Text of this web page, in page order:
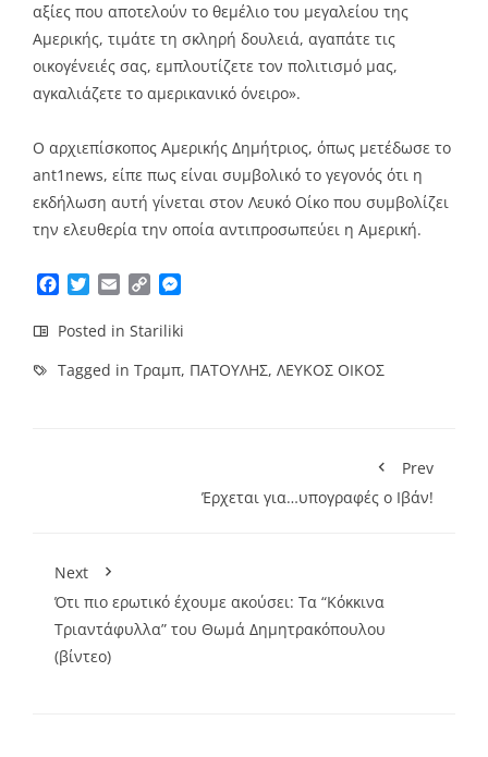
αξίες που αποτελούν το θεμέλιο του μεγαλείου της
Αμερικής, τιμάτε τη σκληρή δουλειά, αγαπάτε τις
οικογένειές σας, εμπλουτίζετε τον πολιτισμό μας,
αγκαλιάζετε το αμερικανικό όνειρο».
Ο αρχιεπίσκοπος Αμερικής Δημήτριος, όπως μετέδωσε το
ant1news, είπε πως είναι συμβολικό το γεγονός ότι η
εκδήλωση αυτή γίνεται στον Λευκό Οίκο που συμβολίζει
την ελευθερία την οποία αντιπροσωπεύει η Αμερική.
Facebook
TwitterEmailCopy
Posted in Stariliki
Tagged in Τραμπ, ΠΑΤΟΥΛΗΣ, ΛΕΥΚΟΣ ΟΙΚΟΣ
Prev
Έρχεται για…υπογραφές ο Ιβάν!
Next
Ότι πιο ερωτικό έχουμε ακούσει: Τα “Κόκκινα
Τριαντάφυλλα” του Θωμά Δημητρακόπουλου
(βίντεο)